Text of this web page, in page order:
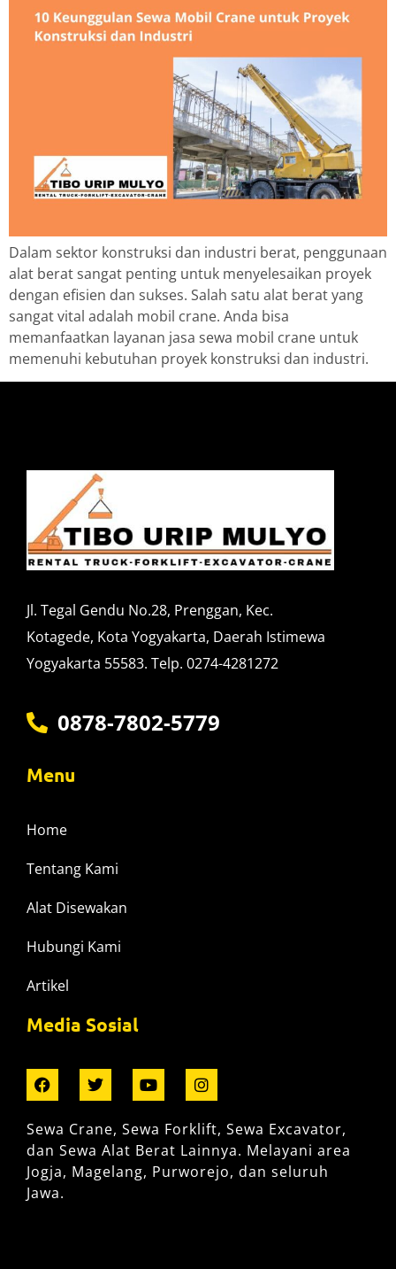
Dalam sektor konstruksi dan industri berat, penggunaan
alat berat sangat penting untuk menyelesaikan proyek
dengan efisien dan sukses. Salah satu alat berat yang
sangat vital adalah mobil crane. Anda bisa
memanfaatkan layanan jasa sewa mobil crane untuk
memenuhi kebutuhan proyek konstruksi dan industri.
Jl. Tegal Gendu No.28, Prenggan, Kec.
Kotagede, Kota Yogyakarta, Daerah Istimewa
Yogyakarta 55583. Telp. 0274-4281272
0878-7802-5779
Menu
Home
Tentang Kami
Alat Disewakan
Hubungi Kami
Artikel
Media Sosial
Sewa Crane, Sewa Forklift, Sewa Excavator,
dan Sewa Alat Berat Lainnya. Melayani area
Jogja, Magelang, Purworejo, dan seluruh
Jawa.